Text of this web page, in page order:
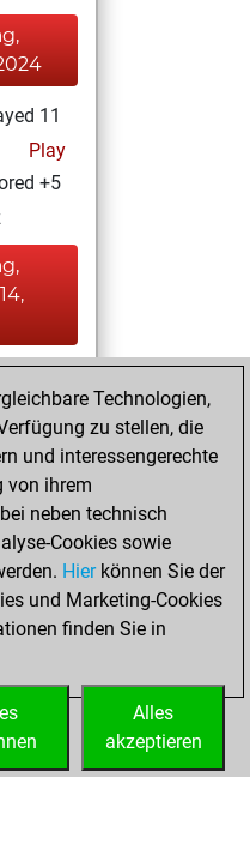
11
Play
+5
of 79
Fritz
Elo
Technologien,
zu stellen, die
und interessengerechte
von ihrem
neben technisch
Cookies sowie
Hierkönnen Sie der
und Marketing-Cookies
finden Sie in
Alles
akzeptieren